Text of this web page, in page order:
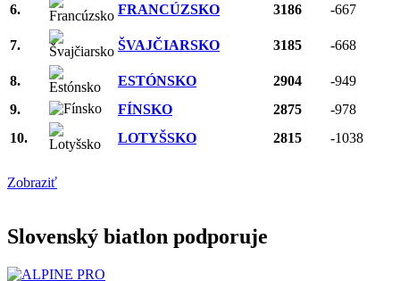
6. FRANCÚZSKO 3186 -667
7. ŠVAJČIARSKO 3185 -668
8. ESTÓNSKO 2904
-949
9.
FÍNSKO 2875
-978
10.
LOTYŠSKO 2815 -1038
Zobraziť
Slovenský biatlon podporuje